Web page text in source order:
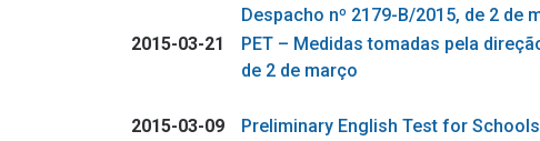
Despacho nº 2179-B/2015, de 2 de
2015-03-21
PET – Medidas tomadas pela
de 2 de março
2015-03-09 Preliminary English Test for